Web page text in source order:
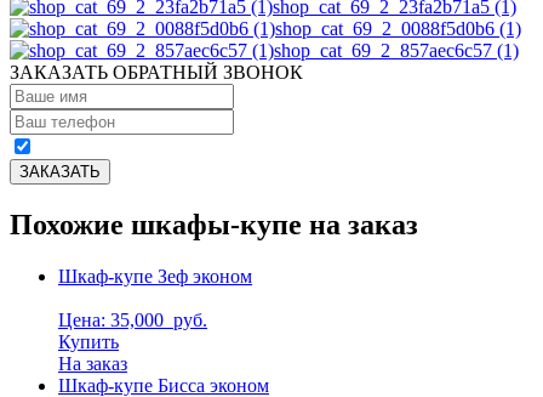
shop_cat_69_2_23fa2b71a5 (1)
shop_cat_69_2_0088f5d0b6 (1)
shop_cat_69_2_857aec6c57 (1)
ЗАКАЗАТЬ ОБРАТНЫЙ ЗВОНОК
Похожие шкафы-купе на заказ
Шкаф-купе Зеф эконом
Цена: 35,000 руб.
Купить
На заказ
Шкаф-купе Бисса эконом